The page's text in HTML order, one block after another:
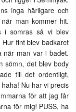
inga härligare och
man kommer hit.
i somras så vi blev
fint blev badkaret
när man var i badet.
sömn, det blev body
till det ordentligt,
Nu har vi precis
för att jag får
för mig! PUSS, ha